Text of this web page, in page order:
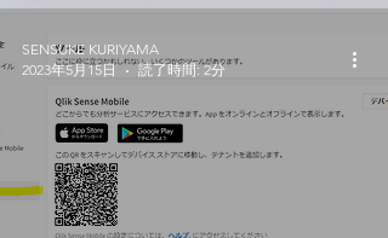
SENSUKE KURIYAMA
2023年5月15日
読了時間: 2分